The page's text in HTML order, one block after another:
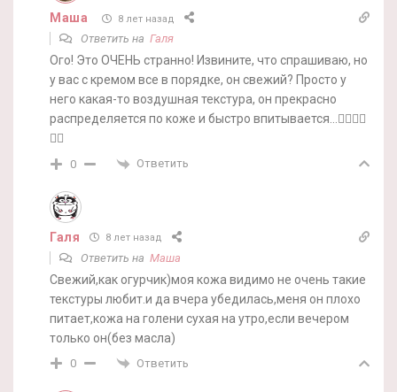
Маша 8 лет назад
Ответить на Галя
Ого! Это ОЧЕНЬ странно! Извините, что спрашиваю, но
у вас с кремом все в порядке, он свежий? Просто у
него какая-то воздушная текстура, он прекрасно
распределяется по коже и быстро впитывается…🤷‍♀️🤷‍♀️
🤷‍♀️
0 Ответить
Галя 8 лет назад
Ответить на Маша
Свежий,как огурчик)моя кожа видимо не очень такие
текстуры любит.и да вчера убедилась,меня он плохо
питает,кожа на голени сухая на утро,если вечером
только он(без масла)
0 Ответить